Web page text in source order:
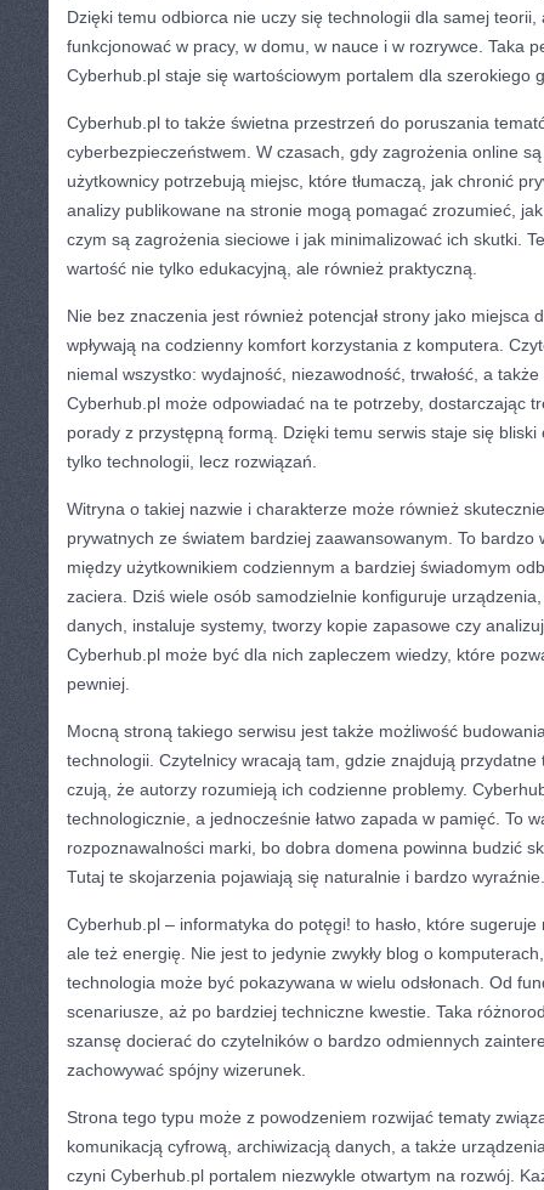
Dzięki temu odbiorca nie uczy się technologii dla samej teorii,
funkcjonować w pracy, w domu, w nauce i w rozrywce. Taka
Cyberhub.pl staje się wartościowym portalem dla szerokiego
Cyberhub.pl to także świetna przestrzeń do poruszania
cyberbezpieczeństwem. W czasach, gdy zagrożenia online
użytkownicy potrzebują miejsc, które tłumaczą, jak chronić
analizy publikowane na stronie mogą pomagać zrozumieć,
czym są zagrożenia sieciowe i jak minimalizować ich skutki.
wartość nie tylko edukacyjną, ale również praktyczną.
Nie bez znaczenia jest również potencjał strony jako miejsca
wpływają na codzienny komfort korzystania z komputera.
niemal wszystko: wydajność, niezawodność, trwałość, a
Cyberhub.pl może odpowiadać na te potrzeby, dostarczając
porady z przystępną formą. Dzięki temu serwis staje się
tylko technologii, lecz rozwiązań.
Witryna o takiej nazwie i charakterze może również
prywatnych ze światem bardziej zaawansowanym. To bardzo
między użytkownikiem codziennym a bardziej świadomym
zaciera. Dziś wiele osób samodzielnie konfiguruje
danych, instaluje systemy, tworzy kopie zapasowe czy
Cyberhub.pl może być dla nich zapleczem wiedzy, które
pewniej.
Mocną stroną takiego serwisu jest także możliwość
technologii. Czytelnicy wracają tam, gdzie znajdują
czują, że autorzy rozumieją ich codzienne problemy.
technologicznie, a jednocześnie łatwo zapada w pamięć. To
rozpoznawalności marki, bo dobra domena powinna budzić
Tutaj te skojarzenia pojawiają się naturalnie i bardzo wyraźnie.
Cyberhub.pl – informatyka do potęgi! to hasło, które
ale też energię. Nie jest to jedynie zwykły blog o
technologia może być pokazywana w wielu odsłonach. Od
scenariusze, aż po bardziej techniczne kwestie. Taka
szansę docierać do czytelników o bardzo odmiennych
zachowywać spójny wizerunek.
Strona tego typu może z powodzeniem rozwijać tematy
komunikacją cyfrową, archiwizacją danych, a także
czyni Cyberhub.pl portalem niezwykle otwartym na rozwój.